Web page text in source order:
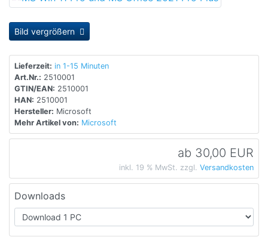
Bild vergrößern
Lieferzeit: in 1-15 Minuten
Art.Nr.: 2510001
GTIN/EAN: 2510001
HAN: 2510001
Hersteller: Microsoft
Mehr Artikel von: Microsoft
ab 30,00 EUR
inkl. 19 % MwSt. zzgl. Versandkosten
Downloads